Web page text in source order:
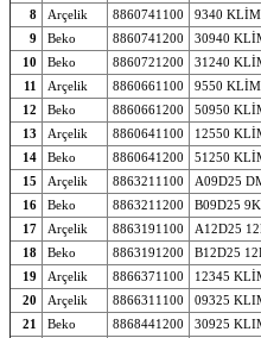
8
Arçelik 8860741100
9340
9
Beko 8860741200
30940
10
Beko 8860721200
31240
11
Arçelik 8860661100
9550
12
Beko 8860661200
50950
13
Arçelik 8860641100
12550
14
Beko 8860641200
51250
15
Arçelik 8863211100
A09D25
16
Beko 8863211200
B09D25
17
Arçelik 8863191100
A12D25
18
Beko 8863191200
B12D25
19
Arçelik 8866371100
12345
20
Arçelik 8866311100
09325
21
Beko 8868441200
30925